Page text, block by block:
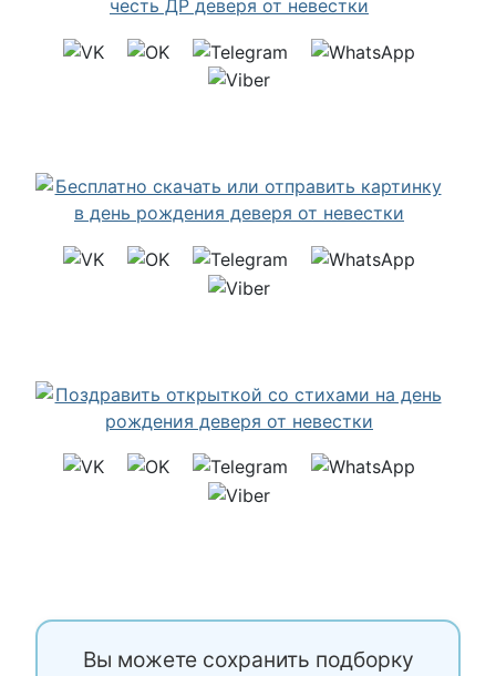
Вы можете сохранить подборку